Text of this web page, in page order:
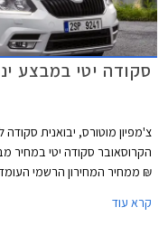
סקודה יטי במבצע ינואר
צ'מפיון מוטורס, יבואנית
₪ ממחיר המחירון הרשמי העומד על
קרא עוד